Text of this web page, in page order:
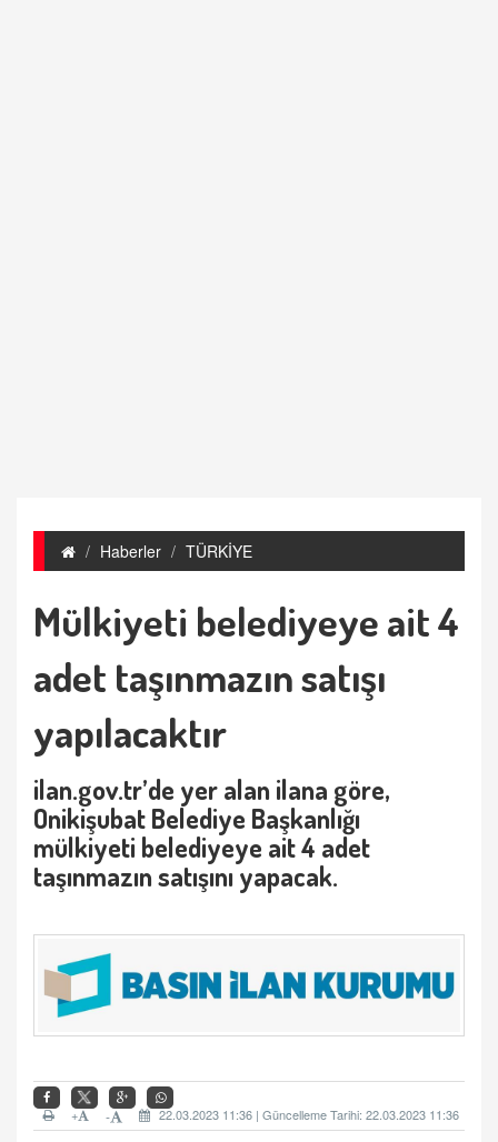
Haberler TÜRKİYE
Mülkiyeti belediyeye ait 4
adet taşınmazın satışı
yapılacaktır
ilan.gov.tr’de yer alan ilana göre,
Onikişubat Belediye Başkanlığı
mülkiyeti belediyeye ait 4 adet
taşınmazın satışını yapacak.
22.03.2023 11:36 | Güncelleme Tarihi: 22.03.2023 11:36
-
+